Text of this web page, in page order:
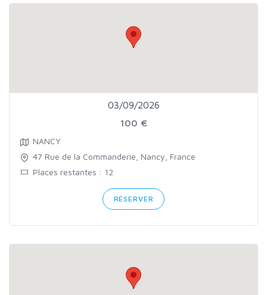
03/09/2026
100 €
NANCY
47 Rue de la Commanderie, Nancy, France
Places restantes : 12
RÉSERVER